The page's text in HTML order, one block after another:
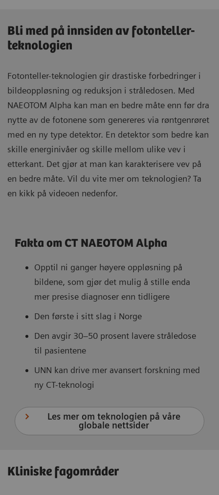
Bli med på innsiden av fotonteller-
teknologien
Fotonteller-teknologien gir drastiske forbedringer i
bildeoppløsning og reduksjon i stråledosen. Med
NAEOTOM Alpha kan man en bedre måte enn før dra
nytte av de fotonene som genereres via røntgenrøret
med en ny type detektor. En detektor som bedre kan
skille energinivåer og skille mellom ulike vev i
etterkant. Det gjør at man kan karakterisere vev på
en bedre måte. Vil du vite mer om teknologien? Ta
en kikk på videoen nedenfor.
Fakta om CT NAEOTOM Alpha
Opptil ni ganger høyere oppløsning på
bildene, som gjør det mulig å stille enda
mer presise diagnoser enn tidligere
Den første i sitt slag i Norge
Den avgir 30–50 prosent lavere stråledose
til pasientene
UNN kan drive mer avansert forskning med
ny CT-teknologi
Les mer om teknologien på våre
globale nettsider
Kliniske fagområder